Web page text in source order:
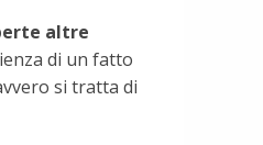
altre
di un fatto
si tratta di